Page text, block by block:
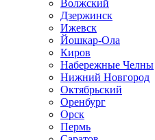
Волжский
Дзержинск
Ижевск
Йошкар-Ола
Киров
Набережные Челны
Нижний Новгород
Октябрьский
Оренбург
Орск
Пермь